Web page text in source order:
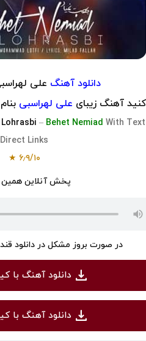
دانلود آهنگ علی
کنید آهنگ زیبای علی لهراسبی بنام
– Behet Nemiad With
Direct Links
۶٫۹/۱۰
★
پخش آنلاین
در صورت بروز مشکل در دانلود
دانلود آهنگ با
دانلود آهنگ با